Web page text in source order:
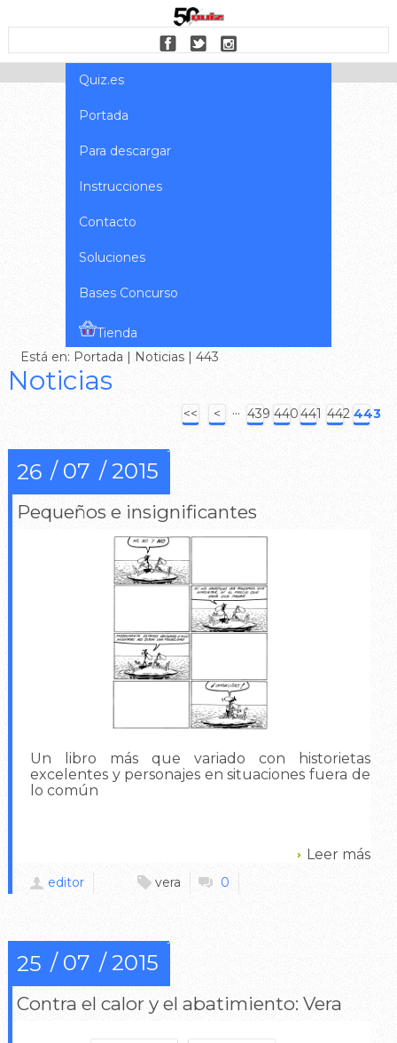
Quiz.es
Portada
Para descargar
Instrucciones
Contacto
Soluciones
Bases Concurso
Tienda
Está en: Portada | Noticias| 443
Noticias
<< < ··· 439 440441 442 443
26 07 2015
Pequeños e insignificantes
Un libro más que variado con historietas
excelentes y personajes en situaciones fuera de
lo común
Leer más
editor vera 0
25 07 2015
Contra el calor y el abatimiento: Vera